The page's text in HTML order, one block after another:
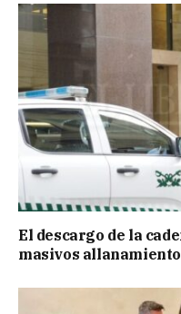
El descargo de la
masivos